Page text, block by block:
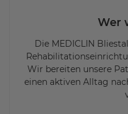
Wer
Die MEDICLIN
Wir bereiten unsere
einen aktiven Alltag